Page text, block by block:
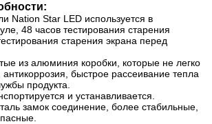
Nation Star LED используется в
48 часов тестирования старения
старения экрана перед
из алюминия коробки, которые не легко
быстрое рассеивание тепла
продукта.
и устанавливается.
замок соединение, более стабильные,